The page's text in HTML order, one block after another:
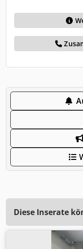
Diese Inserate